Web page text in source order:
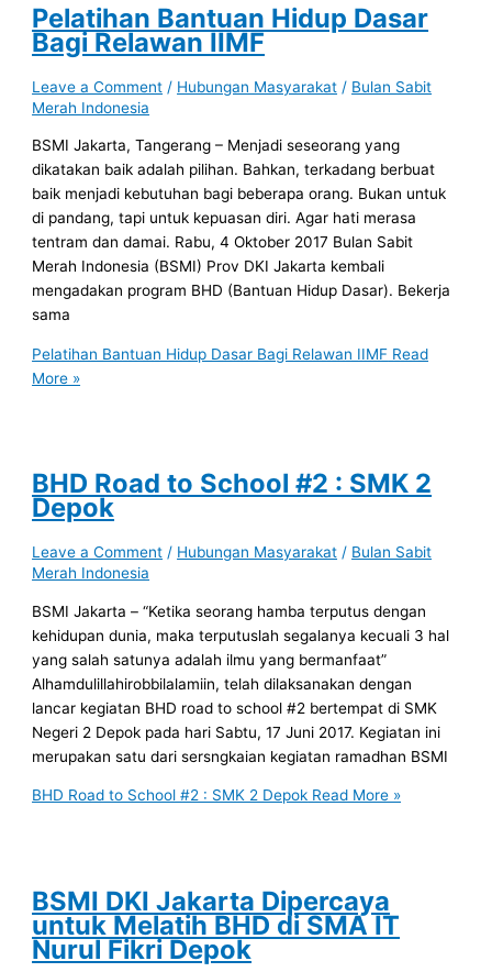
Pelatihan Bantuan Hidup Dasar
Bagi Relawan IIMF
Leave a Comment / Hubungan Masyarakat / Bulan Sabit
Merah Indonesia
BSMI Jakarta, Tangerang – Menjadi seseorang yang
dikatakan baik adalah pilihan. Bahkan, terkadang berbuat
baik menjadi kebutuhan bagi beberapa orang. Bukan untuk
di pandang, tapi untuk kepuasan diri. Agar hati merasa
tentram dan damai. Rabu, 4 Oktober 2017 Bulan Sabit
Merah Indonesia (BSMI) Prov DKI Jakarta kembali
mengadakan program BHD (Bantuan Hidup Dasar). Bekerja
sama
Pelatihan Bantuan Hidup Dasar Bagi Relawan IIMF Read
More »
BHD Road to School #2 : SMK 2
Depok
Leave a Comment / Hubungan Masyarakat / Bulan Sabit
Merah Indonesia
BSMI Jakarta – “Ketika seorang hamba terputus dengan
kehidupan dunia, maka terputuslah segalanya kecuali 3 hal
yang salah satunya adalah ilmu yang bermanfaat”
Alhamdulillahirobbilalamiin, telah dilaksanakan dengan
lancar kegiatan BHD road to school #2 bertempat di SMK
Negeri 2 Depok pada hari Sabtu, 17 Juni 2017. Kegiatan ini
merupakan satu dari sersngkaian kegiatan ramadhan BSMI
BHD Road to School #2 : SMK 2 Depok Read More »
BSMI DKI Jakarta Dipercaya
untuk Melatih BHD di SMA IT
Nurul Fikri Depok